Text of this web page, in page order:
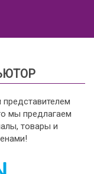
мы предлагаем
товары и